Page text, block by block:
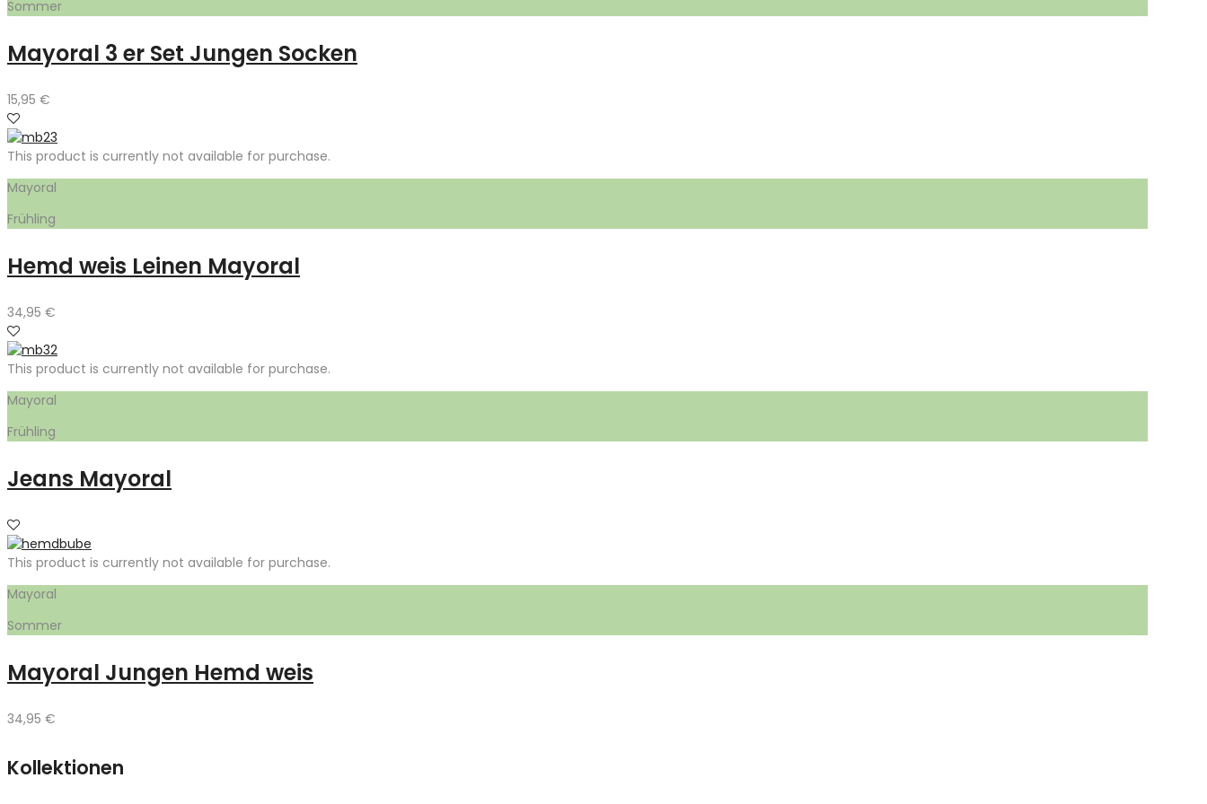
Sommer
Mayoral 3 er Set Jungen Socken
15,95 €
This product is currently not available for purchase.
Mayoral
Frühling
Hemd weis Leinen Mayoral
34,95 €
This product is currently not available for purchase.
Mayoral
Frühling
Jeans Mayoral
This product is currently not available for purchase.
Mayoral
Sommer
Mayoral Jungen Hemd weis
34,95 €
Kollektionen